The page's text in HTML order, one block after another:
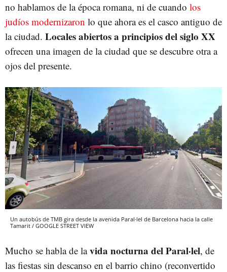
no hablamos de la época romana, ni de cuando los
judíos modernizaron lo que ahora es el casco antiguo de
la ciudad. Locales abiertos a principios del siglo XX
ofrecen una imagen de la ciudad que se descubre otra a
ojos del presente.
Un autobús de TMB gira desde la avenida Paral·lel de Barcelona hacia la calle
Tamarit / GOOGLE STREET VIEW
Mucho se habla de lavida nocturna del Paral·lel, de
las fiestas sin descanso en el barrio chino (reconvertido